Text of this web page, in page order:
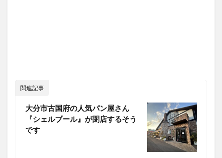
関連記事
大分市古国府の人気パン屋さん
『シェルブール』が閉店するそう
です